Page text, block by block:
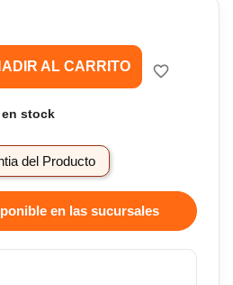
AL CARRITO favorite_border
stock
del Producto
en las sucursales